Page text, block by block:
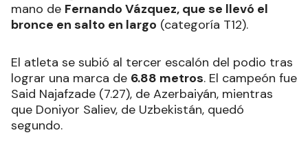
mano de Fernando Vázquez, que se llevó el
bronce en salto en largo (categoría T12).
El atleta se subió al tercer escalón del podio tras
lograr una marca de 6.88 metros. El campeón fue
Said Najafzade (7.27), de Azerbaiyán, mientras
que Doniyor Saliev, de Uzbekistán, quedó
segundo.